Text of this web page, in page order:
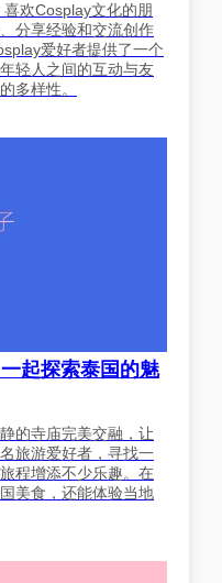
喜欢Cosplay文化的朋
分享经验和交流创作
爱好者提供了一个
轻人之间的互动与友
多样性。
起探索泰国的魅
的寺庙完美交融，让
旅游爱好者，寻找一
程增添不少乐趣。在
美食，还能体验当地